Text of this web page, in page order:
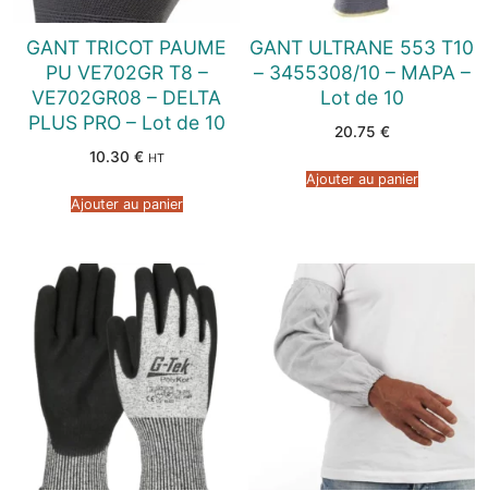
GANT TRICOT PAUME
PU VE702GR T8 –
VE702GR08 – DELTA
PLUS PRO – Lot de 10
10.30 € HT
Ajouter au panier
GANT ULTRANE 553 T10
– 3455308/10 – MAPA –
Lot de 10
20.75 €
Ajouter au panier